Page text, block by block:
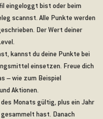
eingeloggt bist oder beim
scannst. Alle Punkte werden
Der Wert deiner
kannst du deine Punkte bei
einsetzen. Freue dich
– wie zum Beispiel
Aktionen.
Monats gültig, plus ein Jahr
hast. Danach